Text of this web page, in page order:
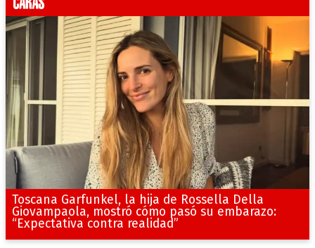
Toscana Garfunkel, la hija de Rossella Della
Giovampaola, mostró cómo pasó su embarazo:
“Expectativa contra realidad”